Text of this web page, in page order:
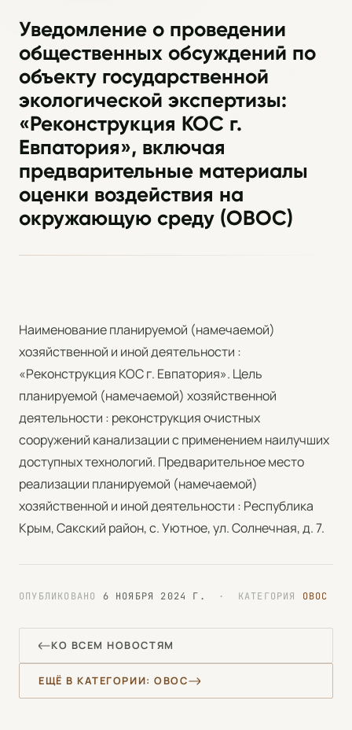
Уведомление о проведении
общественных обсуждений по
объекту государственной
экологической экспертизы:
«Реконструкция КОС г.
Евпатория», включая
предварительные материалы
оценки воздействия на
окружающую среду (ОВОС)
Наименование планируемой (намечаемой)
хозяйственной и иной деятельности :
«Реконструкция КОС г. Евпатория». Цель
планируемой (намечаемой) хозяйственной
деятельности : реконструкция очистных
сооружений канализации с применением наилучших
доступных технологий. Предварительное место
реализации планируемой (намечаемой)
хозяйственной и иной деятельности : Республика
Крым, Сакский район, с. Уютное, ул. Солнечная, д. 7.
ОПУБЛИКОВАНО 6 НОЯБРЯ 2024 Г. · КАТЕГОРИЯ ОВОС
КО ВСЕМ НОВОСТЯМ
ЕЩЁ В КАТЕГОРИИ: ОВОС